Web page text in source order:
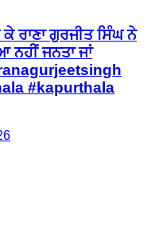
ਰਾਣਾ ਗੁਰਜੀਤ ਸਿੰਘ ਨੇ
ਨਹੀਂ ਜਨਤਾ ਜਾਂ
#kapurthala